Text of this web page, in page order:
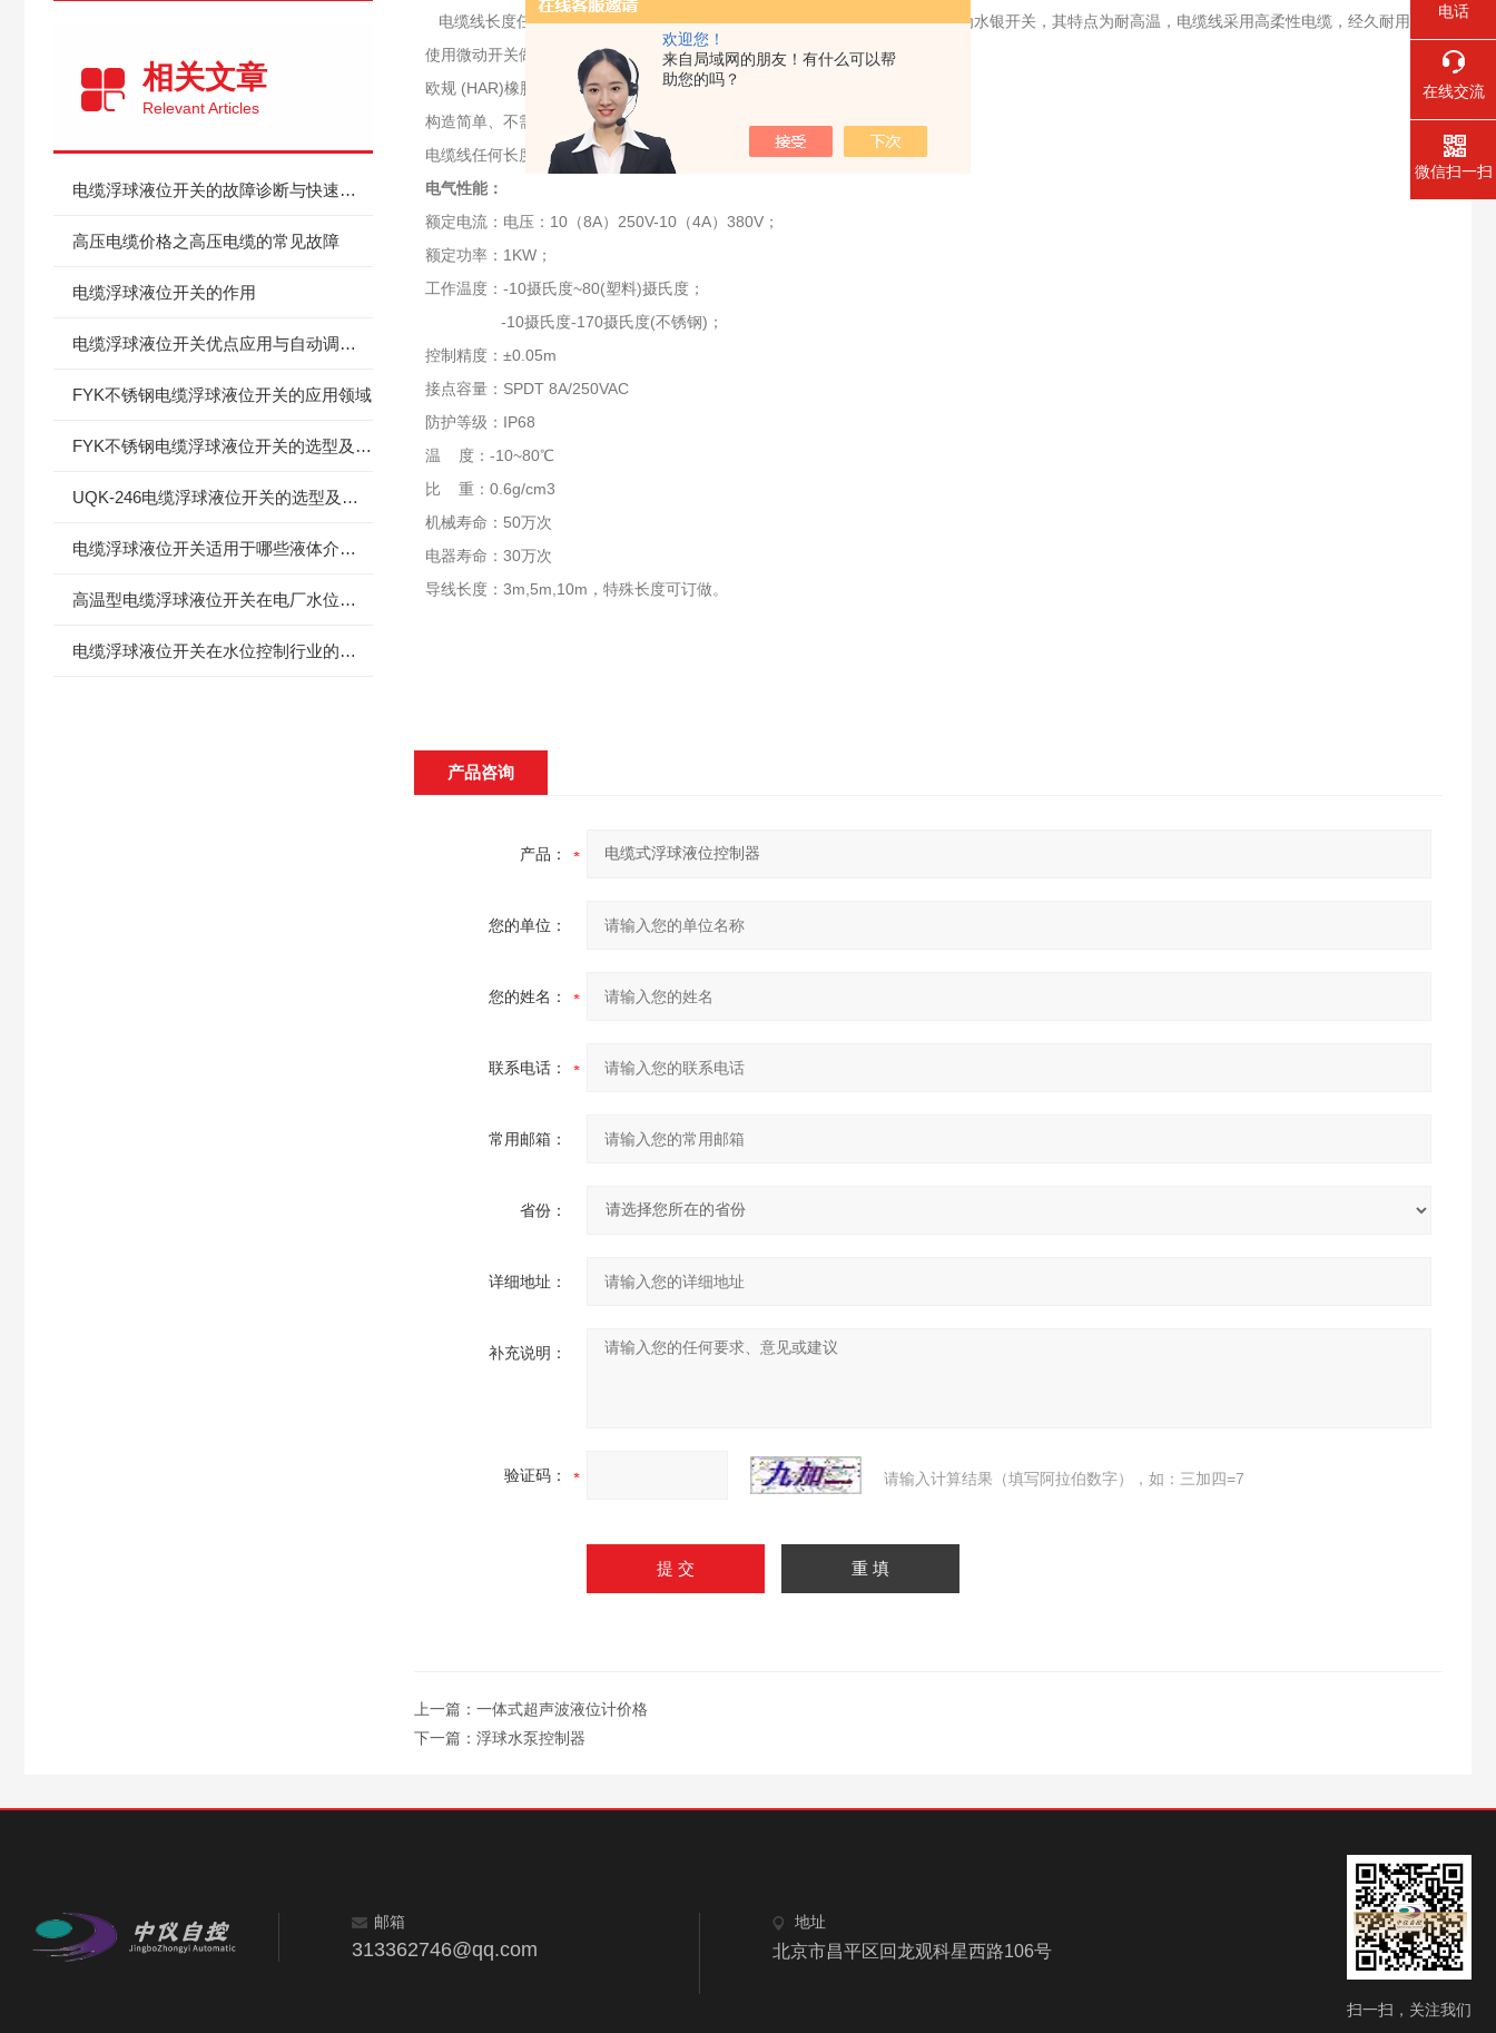
欢迎您！
来自局域网的朋友！有什么可以帮
助您的吗？
相关文章
Relevant Articles
电缆浮球液位开关的故障诊断与快速修复：从开关无动作到信号异常
高压电缆价格之高压电缆的常见故障
电缆浮球液位开关的作用
电缆浮球液位开关优点应用与自动调节的工作原理
FYK不锈钢电缆浮球液位开关的应用领域
FYK不锈钢电缆浮球液位开关的选型及安装
UQK-246电缆浮球液位开关的选型及应用
电缆浮球液位开关适用于哪些液体介质？
高温型电缆浮球液位开关在电厂水位控制方面的应用
电缆浮球液位开关在水位控制行业的应用前景分析
电缆线长度任何长度皆可定制。CF-S型为金属电缆浮球液位开关，接点零件为水银开关，其特点为耐高温，电缆线采用高柔性电缆，经久耐用。
使用微动开关做接点输出，接点容量 10A/250VAC可直接起动电机设备
欧规 (HAR)橡胶电缆，耐候性、使用寿命长
构造简单、不需保养、污水净水皆可使用
电缆线任何长度皆可订制
电气性能：
额定电流：电压：10（8A）250V-10（4A）380V；
额定功率：1KW；
工作温度：-10摄氏度~80(塑料)摄氏度；
-10摄氏度-170摄氏度(不锈钢)；
控制精度：±0.05m
接点容量：SPDT 8A/250VAC
防护等级：IP68
温 度：-10~80℃
比 重：0.6g/cm3
机械寿命：50万次
电器寿命：30万次
导线长度：3m,5m,10m，特殊长度可订做。
产品咨询
产品：
您的单位：
您的姓名：
联系电话：
常用邮箱：
省份：
详细地址：
补充说明：
验证码： 请输入计算结果（填写阿拉伯数字），如：三加四=7
上一篇：一体式超声波液位计价格
下一篇：浮球水泵控制器
邮箱
313362746@qq.com
地址
北京市昌平区回龙观科星西路106号
扫一扫，关注我们
电话
在线交流
微信扫一扫